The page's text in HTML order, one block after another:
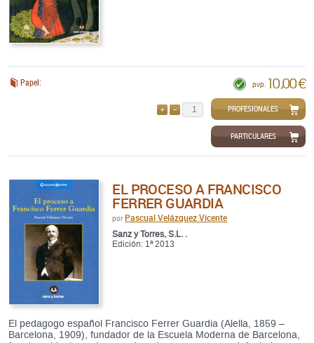
Papel: pvp. 10,00 €
QUITARPROFESIONALES
PARTICULARES
EL PROCESO A FRANCISCO
FERRER GUARDIA
por Pascual Velázquez Vicente
Sanz y Torres, S.L. .
Edición: 1ª 2013
El pedagogo español Francisco Ferrer Guardia (Alella, 1859 –
Barcelona, 1909), fundador de la Escuela Moderna de Barcelona,